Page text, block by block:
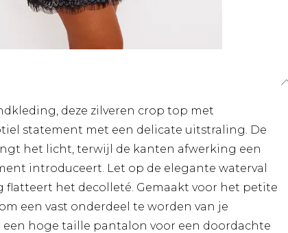
deze zilveren crop top met
statement met een delicate uitstraling. De
het licht, terwijl de kanten afwerking een
introduceert. Let op de elegante waterval
flatteert het decolleté. Gemaakt voor het petite
een vast onderdeel te worden van je
hoge taille pantalon voor een doordachte